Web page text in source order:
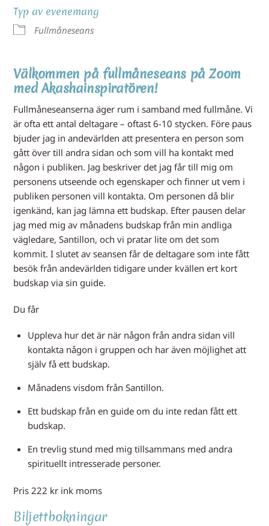
Typ av evenemang
Fullmåneseans
Välkommen på fullmåneseans på Zoom
med Akashainspiratören!
Fullmåneseanserna äger rum i samband med fullmåne. Vi
är ofta ett antal deltagare – oftast 6-10 stycken. Före paus
bjuder jag in andevärlden att presentera en person som
gått över till andra sidan och som vill ha kontakt med
någon i publiken. Jag beskriver det jag får till mig om
personens utseende och egenskaper och finner ut vem i
publiken personen vill kontakta. Om personen då blir
igenkänd, kan jag lämna ett budskap. Efter pausen delar
jag med mig av månadens budskap från min andliga
vägledare, Santillon, och vi pratar lite om det som
kommit. I slutet av seansen får de deltagare som inte fått
besök från andevärlden tidigare under kvällen ert kort
budskap via sin guide.
Du får
Uppleva hur det är när någon från andra sidan vill
kontakta någon i gruppen och har även möjlighet att
själv få ett budskap.
Månadens visdom från Santillon.
Ett budskap från en guide om du inte redan fått ett
budskap.
En trevlig stund med mig tillsammans med andra
spirituellt intresserade personer.
Pris 222 kr ink moms
Biljettbokningar